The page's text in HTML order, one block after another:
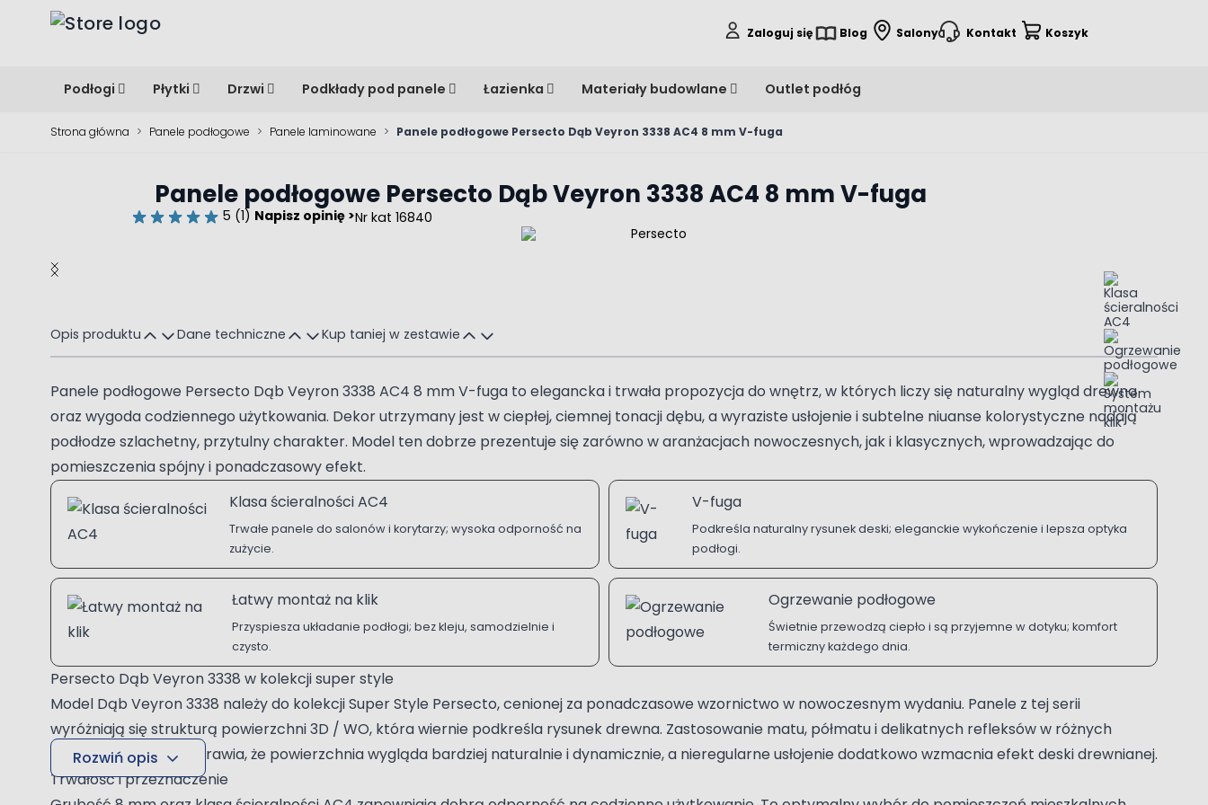
Przejdź do treści
Zaloguj się Blog Salony Kontakt Koszyk
Podłogi Płytki Drzwi Podkłady pod panele Łazienka Materiały budowlane Outlet podłóg
Strona główna > Panele podłogowe > Panele laminowane > Panele podłogowe Persecto Dąb Veyron 3338 AC4 8 mm V-fuga
Panele podłogowe Persecto Dąb Veyron 3338 AC4 8 mm V-fuga
5 (1) Napisz opinię >Nr kat 16840
Main image
Click to view image in fullscreen
Opis produktu Dane techniczne Kup taniej w zestawie
Panele podłogowe Persecto Dąb Veyron 3338 AC4 8 mm V-fuga to elegancka i trwała propozycja do wnętrz, w których liczy się naturalny wygląd drewna
oraz wygoda codziennego użytkowania. Dekor utrzymany jest w ciepłej, ciemnej tonacji dębu, a wyraziste usłojenie i subtelne niuanse kolorystyczne nadają
podłodze szlachetny, przytulny charakter. Model ten dobrze prezentuje się zarówno w aranżacjach nowoczesnych, jak i klasycznych, wprowadzając do
pomieszczenia spójny i ponadczasowy efekt.
Klasa ścieralności AC4
Trwałe panele do salonów i korytarzy; wysoka odporność na
zużycie.
V-fuga
Podkreśla naturalny rysunek deski; eleganckie wykończenie i lepsza optyka
podłogi.
Łatwy montaż na klik
Przyspiesza układanie podłogi; bez kleju, samodzielnie i
czysto.
Ogrzewanie podłogowe
Świetnie przewodzą ciepło i są przyjemne w dotyku; komfort
termiczny każdego dnia.
Persecto Dąb Veyron 3338 w kolekcji super style
Model Dąb Veyron 3338 należy do kolekcji Super Style Persecto, cenionej za ponadczasowe wzornictwo w nowoczesnym wydaniu. Panele z tej serii
wyróżniają się strukturą powierzchni 3D / WO, która wiernie podkreśla rysunek drewna. Zastosowanie matu, półmatu i delikatnych refleksów w różnych
fragmentach deski sprawia, że powierzchnia wygląda bardziej naturalnie i dynamicznie, a nieregularne usłojenie dodatkowo wzmacnia efekt deski drewnianej.
Trwałość i przeznaczenie
Rozwiń opis